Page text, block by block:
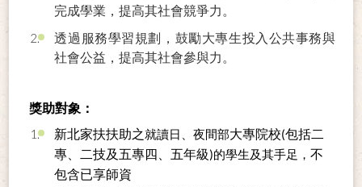
完成學業，提高其社會競爭力。
透過服務學習規劃，鼓勵大專生投入公共事務與
社會公益，提高其社會參與力。
獎助對象：
新北家扶扶助之就讀日、夜間部大專院校(包括二
專、二技及五專四、五年級)的學生及其手足，不
包含已享師資